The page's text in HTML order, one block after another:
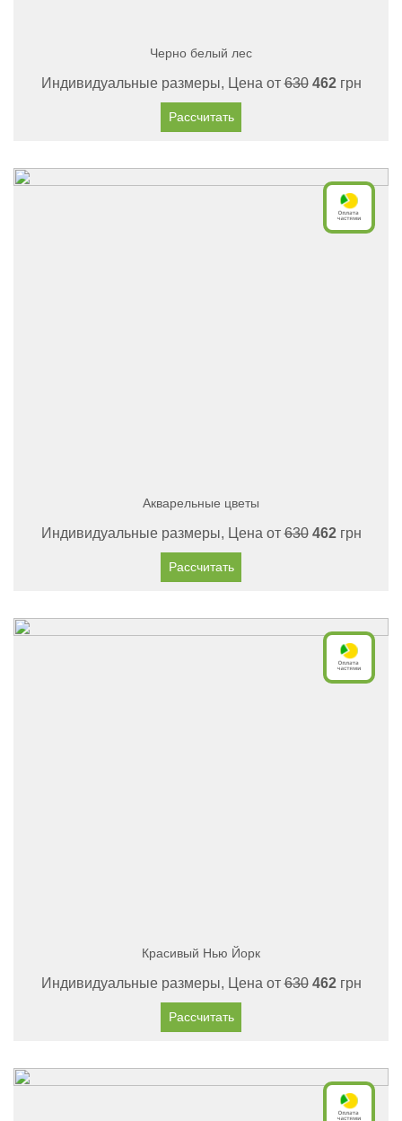
Черно белый лес
Индивидуальные размеры, Цена от630 462грн
Рассчитать
Акварельные цветы
Индивидуальные размеры, Цена от630 462грн
Рассчитать
Красивый Нью Йорк
Индивидуальные размеры, Цена от630 462грн
Рассчитать